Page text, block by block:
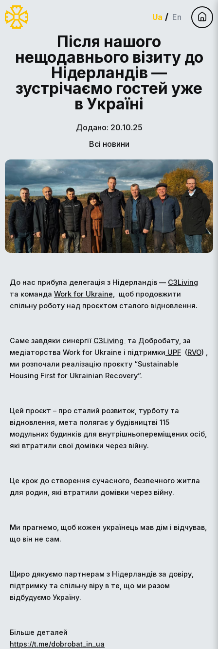
Ua En
Після нашого
нещодавнього візиту до
Нідерландів —
зустрічаємо гостей уже
в Україні
Додано: 20.10.25
Всі новини
До нас прибула делегація з Нідерландів — C3Living
та команда Work for Ukraine,
щоб продовжити
спільну роботу над проєктом сталого відновлення.
Саме завдяки синергії C3Living та Добробату, за
медіаторства Work for Ukraine і підтримки UPF (RVO) ,
ми розпочали реалізацію проєкту “Sustainable
Housing First for Ukrainian Recovery”.
Цей проєкт – про сталий розвиток, турботу та
відновлення, мета полягає у будівництві 115
модульних будинків для внутрішньопереміщених осіб,
які втратили свої домівки через війну.
Це крок до створення сучасного, безпечного житла
для родин, які втратили домівки через війну.
Ми прагнемо, щоб кожен українець мав дім і відчував,
що він не сам.
Щиро дякуємо партнерам з Нідерландів за довіру,
підтримку та спільну віру в те, що ми разом
відбудуємо Україну.
Більше деталей
https://t.me/dobrobat_in_ua